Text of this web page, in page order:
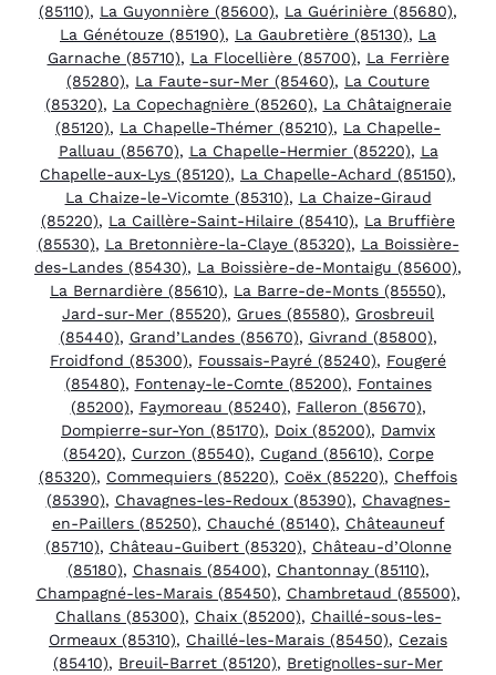
(85110), La Guyonnière (85600), La Guérinière (85680),
La Génétouze (85190), La Gaubretière (85130), La
Garnache (85710), La Flocellière (85700), La Ferrière
(85280), La Faute-sur-Mer (85460), La Couture
(85320), La Copechagnière (85260), La Châtaigneraie
(85120), La Chapelle-Thémer (85210), La Chapelle-
Palluau (85670), La Chapelle-Hermier (85220), La
Chapelle-aux-Lys (85120), La Chapelle-Achard (85150),
La Chaize-le-Vicomte (85310), La Chaize-Giraud
(85220), La Caillère-Saint-Hilaire (85410), La Bruffière
(85530), La Bretonnière-la-Claye (85320), La Boissière-
des-Landes (85430), La Boissière-de-Montaigu (85600),
La Bernardière (85610), La Barre-de-Monts (85550),
Jard-sur-Mer (85520), Grues (85580), Grosbreuil
(85440), Grand’Landes (85670), Givrand (85800),
Froidfond (85300), Foussais-Payré (85240), Fougeré
(85480), Fontenay-le-Comte (85200), Fontaines
(85200), Faymoreau (85240), Falleron (85670),
Dompierre-sur-Yon (85170), Doix (85200), Damvix
(85420), Curzon (85540), Cugand (85610), Corpe
(85320), Commequiers (85220), Coëx (85220), Cheffois
(85390), Chavagnes-les-Redoux (85390), Chavagnes-
en-Paillers (85250), Chauché (85140), Châteauneuf
(85710), Château-Guibert (85320), Château-d’Olonne
(85180), Chasnais (85400), Chantonnay (85110),
Champagné-les-Marais (85450), Chambretaud (85500),
Challans (85300), Chaix (85200), Chaillé-sous-les-
Ormeaux (85310), Chaillé-les-Marais (85450), Cezais
(85410), Breuil-Barret (85120), Bretignolles-sur-Mer